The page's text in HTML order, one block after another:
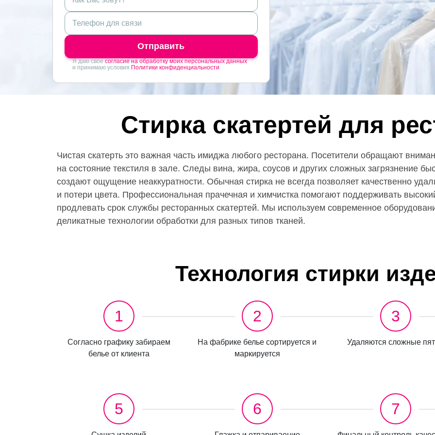
Отправить
Я даю своесогласие на обработку моих персональных данных
и принимаю условия Политики конфиденциальности
Стирка скатертей для
Чистая скатерть это важная часть имиджа любого ресторана. Посетители обращают
на состояние текстиля в зале. Следы вина, жира, соусов и других сложных загрязнение
создают ощущение неаккуратности. Обычная стирка не всегда позволяет качественно
и потери цвета. Профессиональная прачечная и химчистка помогают поддерживать
продлевать срок службы ресторанных скатертей. Мы используем современное
деликатные технологии обработки для разных типов тканей.
Технология стирки
1
Согласно графику забираем
белье от клиента
2
На фабрике белье сортируется и
маркируется
3
Удаляются сложные
5 6 7